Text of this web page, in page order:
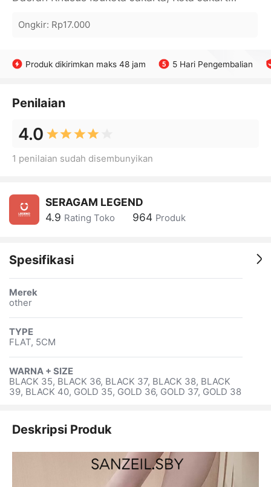
Ongkir: Rp17.000
Produk dikirimkan maks 48 jam 5 Hari Pengembalian
Penilaian
4.0
1 penilaian sudah disembunyikan
SERAGAM LEGEND
4.9 Rating Toko 964 Produk
Spesifikasi
Merek
other
TYPE
FLAT, 5CM
WARNA + SIZE
BLACK 35, BLACK 36, BLACK 37, BLACK 38, BLACK
39, BLACK 40, GOLD 35, GOLD 36, GOLD 37, GOLD 38
Deskripsi Produk